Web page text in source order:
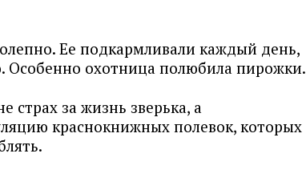
Ее подкармливали каждый день,
Особенно охотница полюбила пирожки.
страх за жизнь зверька, а
краснокнижных полевок, которых